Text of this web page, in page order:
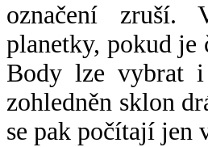
označení zruší.
planetky, pokud
Body lze vybrat
zohledněn sklon
se pak počítají jen